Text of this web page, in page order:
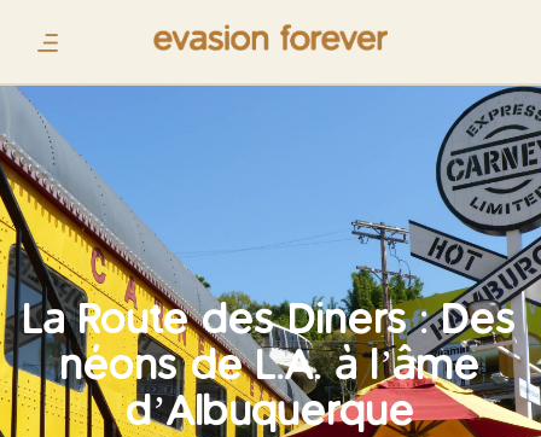
La Route des Diners : Des
néons de L.A. à l’âme
d’Albuquerque